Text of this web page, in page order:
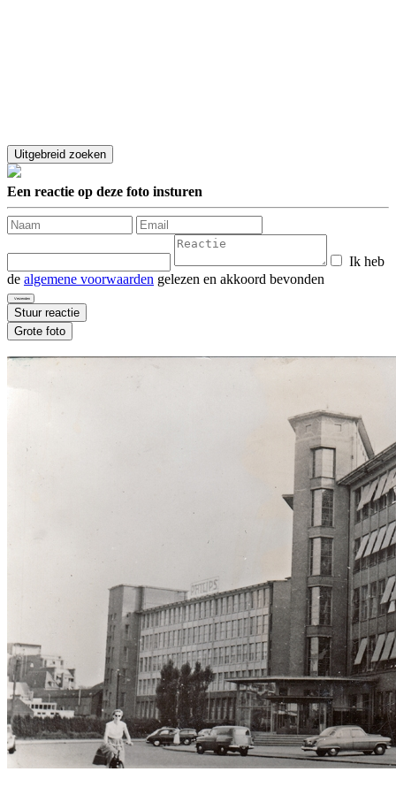
Een reactie op deze foto insturen
Ik heb
de algemene voorwaarden gelezen en akkoord bevonden